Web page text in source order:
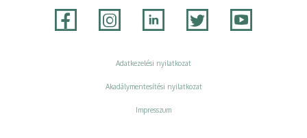
Adatkezelési nyilatkozat
Akadálymentesítési nyilatkozat
Impresszum